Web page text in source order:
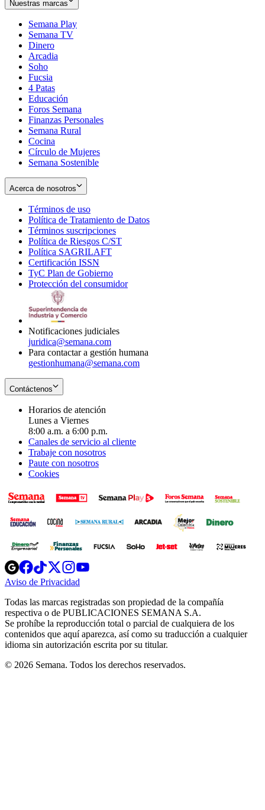
Nuestras marcas
Semana Play
Semana TV
Dinero
Arcadia
Soho
in
new
window
Fucsia
in
new
window
4 Patas
Educación
Foros Semana
Finanzas Personales
Semana Rural
Cocina
Círculo de Mujeres
Semana Sostenible
Acerca de nosotros
Términos de uso
in
new
window
Política de Tratamiento de Datos
Términos suscripciones
in
Política de Riesgos C/ST
Política SAGRILAFT
new
window
Certificación ISSN
in
new
TyC Plan de Gobierno
in
Protección del consumidorOpens
Notificaciones judiciales
juridica@semana.com
Para contactar a gestión humana
gestionhumana@semana.com
Contáctenos
Horarios de atención
Lunes a Viernes
8:00 a.m. a 6:00 p.m.
Canales de servicio al cliente
Trabaje con nosotros
Paute con nosotros
Cookies
Opens
in
new
Opens
in
new
Opens
in
new
window
Opens
new
windowwindow
Aviso de Privacidad
new
window
Todas las marcas registradas son propiedad de la compañía
respectiva o de PUBLICACIONES SEMANA S.A.
Se prohíbe la reproducción total o parcial de cualquiera de los
contenidos que aquí aparezca, así como su traducción a cualquier
idioma sin autorización escrita por su titular.
© 2026 Semana. Todos los derechos reservados.